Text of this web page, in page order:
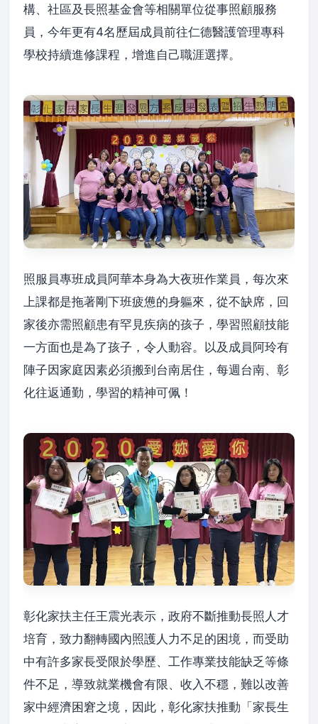
構、社區及長照基金會等相關單位從事照顧服務
員，今年更有4名歷屆成員前往仁德醫護管理專科
學校持續進修課程，增進自己職涯選擇。
照服員專班成員阿華本身為大夜班作業員，每次來
上課都是拖著剛下班疲憊的身軀來，從不缺席，回
家後亦需照顧患有罕見疾病的孩子，學習照顧技能
一方面也是為了孩子，令人動容。以及成員阿玲有
陣子因家庭因素必須搬到台南居住，每週台南、彰
化往返通勤，學習的精神可佩！
彰化家扶主任王震光表示，政府不斷推動長照人才
培育，致力翻轉國內照護人力不足的困境，而受助
中有許多家長受限於學歷、工作專業技能缺乏等條
件不足，導致就業機會有限、收入不穩，難以改善
家中經濟困窘之境，因此，彰化家扶推動「家長生